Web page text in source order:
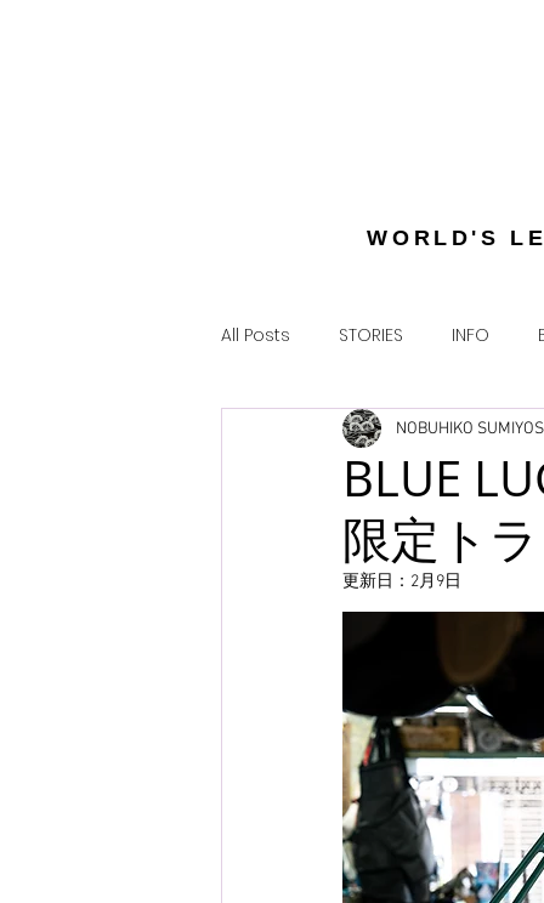
WORLD'S
All Posts STORIES INFO
BLUE
限定ト
NOBUHIKO
更新日： 2月9日